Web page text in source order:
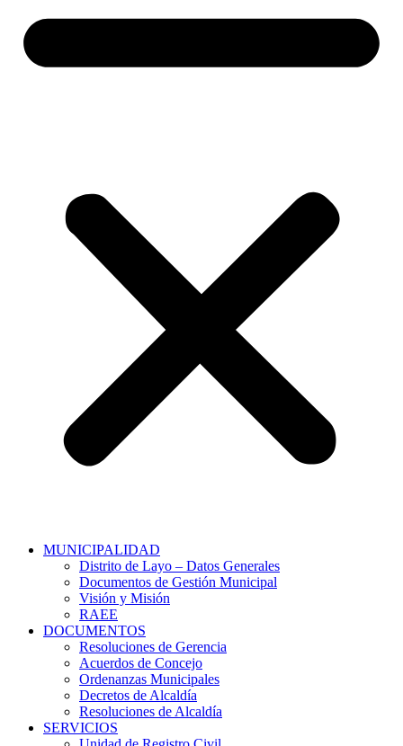
MUNICIPALIDAD
Distrito de Layo – Datos Generales
Documentos de Gestión Municipal
Visión y Misión
RAEE
DOCUMENTOS
Resoluciones de Gerencia
Acuerdos de Concejo
Ordenanzas Municipales
Decretos de Alcaldía
Resoluciones de Alcaldía
SERVICIOS